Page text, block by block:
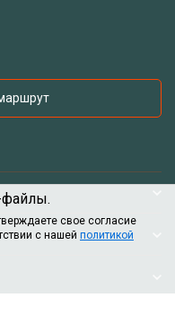
файлы.
свое согласие
с нашей политикой